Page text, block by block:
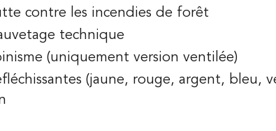
contre les incendies de forêt
technique
(uniquement version ventilée)
(jaune, rouge, argent, bleu,